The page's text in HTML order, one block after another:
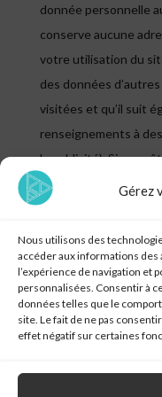
Gérez
Nous utilisons des
accéder aux informations
l’expérience de navigation et
personnalisées. Consentir à
données telles que le
site. Le fait de ne pas
effet négatif sur certaines
donnée personnelle
conserve aucune
votre utilisation du
des données
visitées et qu’il suit
renseignements à
la publicité). Si vous
prestataire de
Le traitement de vos
prestataire de
responsabilité
confidentialité. Le
uniquement
information à
Nous avons activé